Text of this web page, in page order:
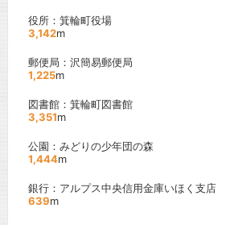
役所：箕輪町役場
3,142m
郵便局：沢簡易郵便局
1,225m
図書館：箕輪町図書館
3,351m
公園：みどりの少年団の森
1,444m
銀行：アルプス中央信用金庫いほく支店
639m